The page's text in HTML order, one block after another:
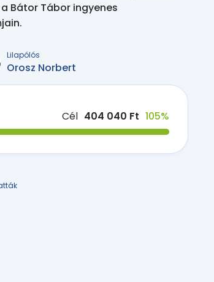
Bátor Tábor ingyenes
Lilapólós
Orosz Norbert
Cél 404 040 Ft 105%